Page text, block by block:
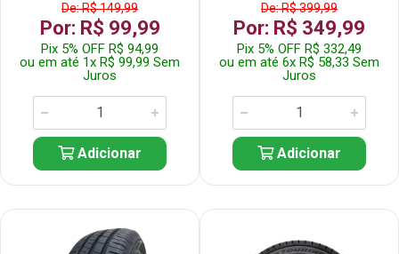
De: R$ 149,99
Por: R$ 99,99
Pix 5% OFF R$ 94,99
ou em até 1x R$ 99,99 Sem
Juros
Adicionar
De: R$ 399,99
Por: R$ 349,99
Pix 5% OFF R$ 332,49
ou em até 6x R$ 58,33 Sem
Juros
Adicionar